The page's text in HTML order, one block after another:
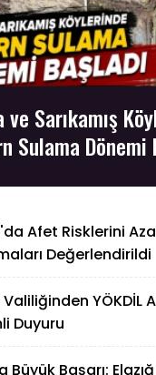
ve Sarıkamış
Sulama Dönemi
Afet Risklerini
Değerlendirildi
Valiliğinden YÖKDİL
Duyuru
Büyük Başarı: